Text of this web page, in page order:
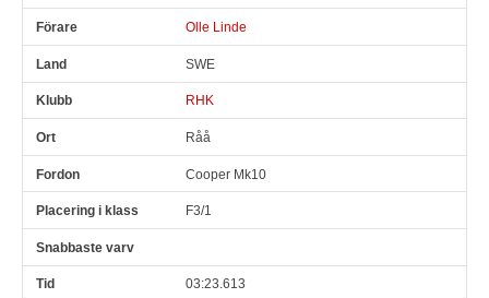
Olle Linde
SWE
RHK
Råå
Cooper Mk10
F3/1
03:23.613